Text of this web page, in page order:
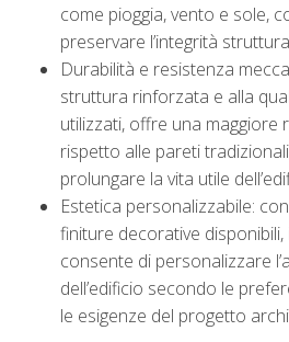
come pioggia, vento e sole,
preservare l’integrità
Durabilità e resistenza
struttura rinforzata e alla
utilizzati, offre una maggiore
rispetto alle pareti
prolungare la vita utile
Estetica personalizzabile:
finiture decorative
consente di personalizzare
dell’edificio secondo le
le esigenze del progetto